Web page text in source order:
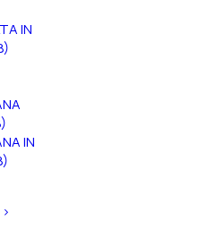
IN
IN